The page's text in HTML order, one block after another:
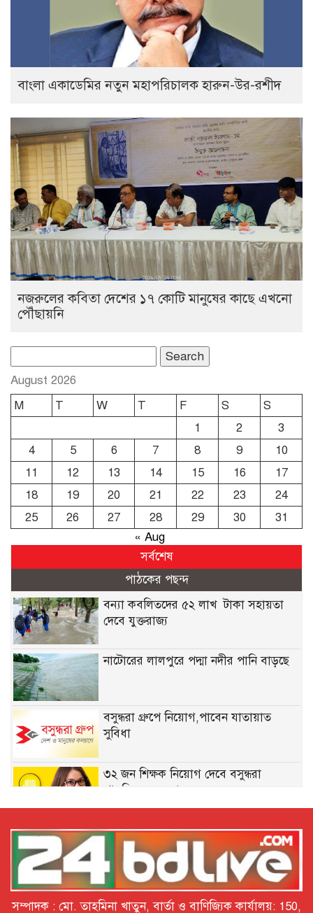
বাংলা একাডেমির নতুন মহাপরিচালক হারুন-উর-রশীদ
নজরুলের কবিতা দেশের ১৭ কোটি মানুষের কাছে এখনো
পৌঁছায়নি
for:
August 2026
M
T W T F S
S
1
2
3
4
5 6 7 8 9
10
11
12 13 14 15 16
17
18
19 20 21 22 23
24
25
26 27 28 29 30
31
« Aug
সর্বশেষ
পাঠকের পছন্দ
বন্যা কব‌লিতদের ৫২ লাখ টাকা সহায়তা
দেবে যুক্তরাজ্য
নাটোরের লালপুরে পদ্মা নদীর পানি বাড়ছে
বসুন্ধরা গ্রুপে নিয়োগ,পাবেন যাতায়াত
সুবিধা
৩২ জন শিক্ষক নিয়োগ দেবে বসুন্ধরা
পাবলিক স্কুল অ্যান্ড কলেজ
নিয়োগ দেবে সেভ দ্য চিলড্রেন, কর্মস্থল ঢাকা
একাধিক জনবল নেবে ব্র্যাক এনজিও
সম্পাদক : মো. তাহমিনা খাতুন, বার্তা ও বাণিজ্যিক কার্যালয়: 150,